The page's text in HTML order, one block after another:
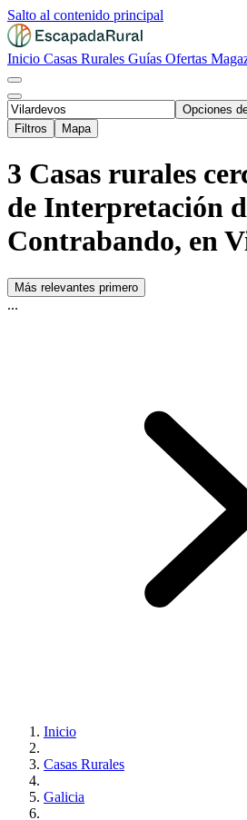
Salto al contenido principal
Inicio Casas Rurales Guías Ofertas
Opciones
Filtros
Mapa
3 Casas rurales
de Interpretación
Contrabando, en
Más relevantes primero
...
Inicio
Casas Rurales
Galicia